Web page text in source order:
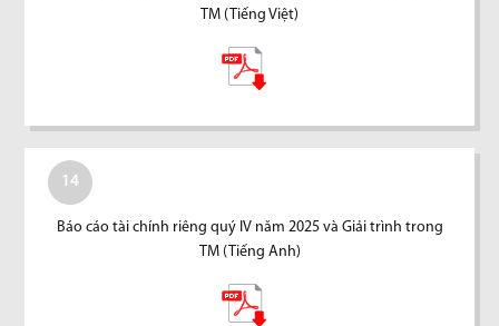
TM (Tiếng Việt)
14
Báo cáo tài chính riêng quý IV năm 2025 và Giải trình trong
TM (Tiếng Anh)